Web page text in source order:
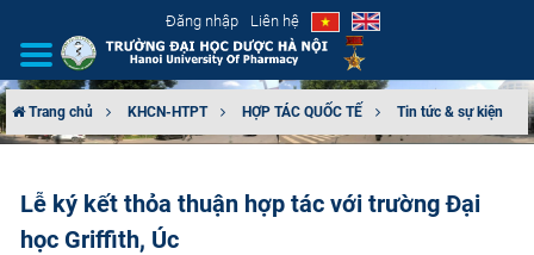
Đăng nhập Liên hệ
CƠ CẤU TỔ CHỨC
Trang chủ KHCN-HTPT HỢP TÁC QUỐC TẾ Tin tức & sự kiện
Lễ ký kết thỏa thuận hợp tác với trường Đại
học Griffith, Úc